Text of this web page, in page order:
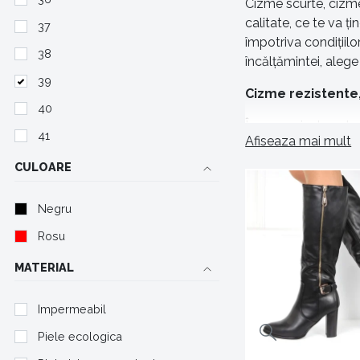
37
38
39
40
41
CULOARE
Negru
Rosu
MATERIAL
Impermeabil
Piele ecologica
Cizme scurte,
calitate, ce te va
împotriva
încălțămintei,
Cizme
pereche de cizme
strice bucuria de
Varietate mare
În magazinul
gusturi sau
Afiseaza mai mult